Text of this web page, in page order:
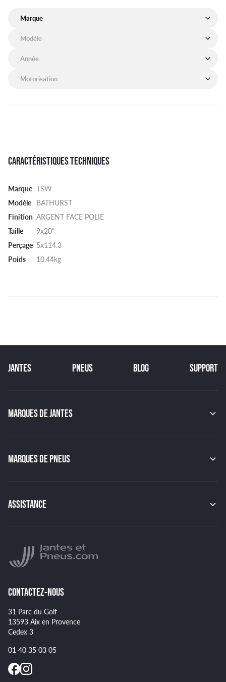
CARACTÉRISTIQUES TECHNIQUES
Marque TSW
Modèle BATHURST
Finition ARGENT FACE POLIE
Taille
9x20"
Perçage 5x114.3
Poids
10.44kg
JANTES PNEUS BLOG SUPPORT
MARQUES DE JANTES
GMP
JAPAN RACING
BBS
MARQUES DE PNEUS
PIRELLI
HANKOOK
GOODYEAR
ASSISTANCE
Montage et démontage de vos pneus
Spécificités pour certains pneus
CONTACTEZ-NOUS
31 Parc du Golf
13593 Aix en Provence
Cedex 3
01 40 35 03 05